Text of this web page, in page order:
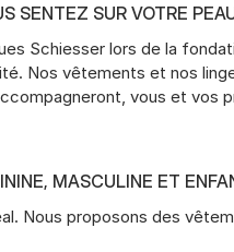
SENTEZ SUR VOTRE
Schiesser lors de la
Nos vêtements et nos
vous et
MASCULINE ET
Nous proposons des